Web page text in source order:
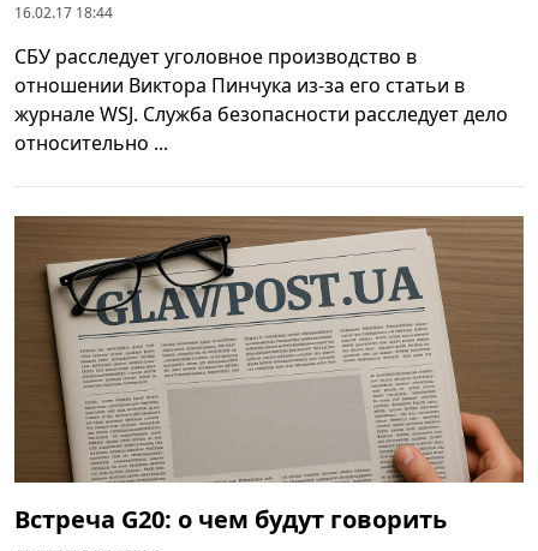
16.02.17 18:44
СБУ расследует уголовное производство в
отношении Виктора Пинчука из-за его статьи в
журнале WSJ. Служба безопасности расследует дело
относительно ...
Встреча G20: о чем будут говорить